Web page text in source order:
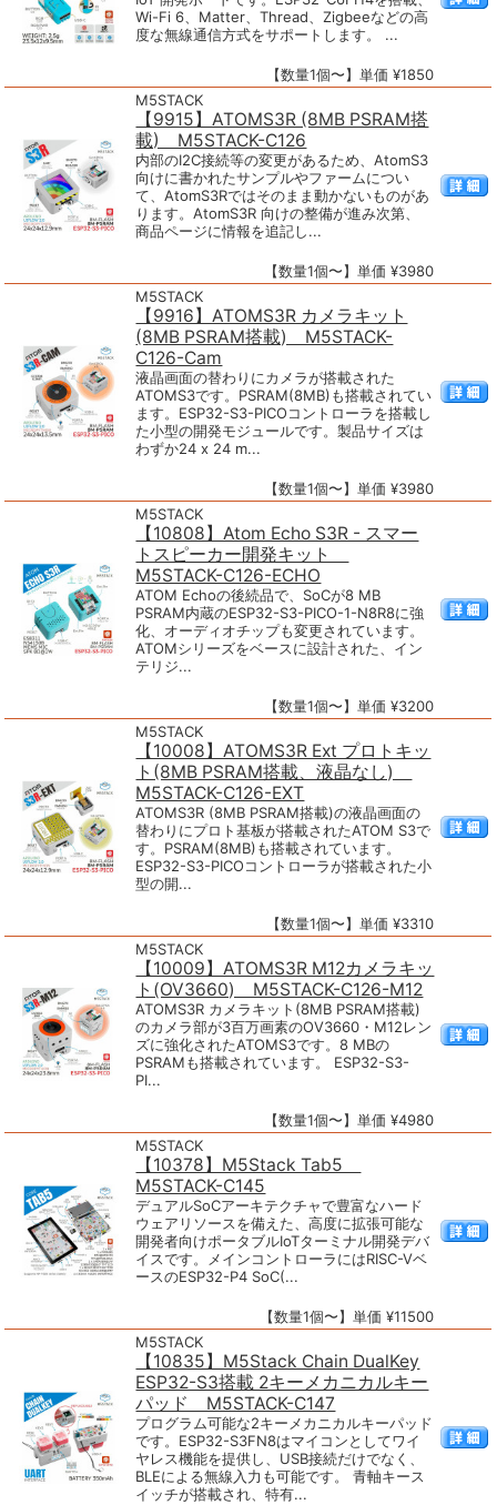
Wi-Fi 6、Matter、Thread、Zigbeeなどの高
度な無線通信方式をサポートします。 ...
【数量1個〜】単価 ¥1850
M5STACK
【9915】ATOMS3R (8MB PSRAM搭
載) M5STACK-C126
内部のI2C接続等の変更があるため、AtomS3
向けに書かれたサンプルやファームについ
て、AtomS3Rではそのまま動かないものがあ
ります。AtomS3R 向けの整備が進み次第、
商品ページに情報を追記し...
【数量1個〜】単価 ¥3980
M5STACK
【9916】ATOMS3R カメラキット
(8MB PSRAM搭載) M5STACK-
C126-Cam
液晶画面の替わりにカメラが搭載された
ATOMS3です。PSRAM(8MB)も搭載されてい
ます。ESP32-S3-PICOコントローラを搭載し
た小型の開発モジュールです。製品サイズは
わずか24 x 24 m...
【数量1個〜】単価 ¥3980
M5STACK
【10808】Atom Echo S3R - スマー
トスピーカー開発キット
M5STACK-C126-ECHO
ATOM Echoの後続品で、SoCが8 MB
PSRAM内蔵のESP32-S3-PICO-1-N8R8に強
化、オーディオチップも変更されています。
ATOMシリーズをベースに設計された、イン
テリジ...
【数量1個〜】単価 ¥3200
M5STACK
【10008】ATOMS3R Ext プロトキッ
ト(8MB PSRAM搭載、液晶なし)
M5STACK-C126-EXT
ATOMS3R (8MB PSRAM搭載)の液晶画面の
替わりにプロト基板が搭載されたATOM S3で
す。PSRAM(8MB)も搭載されています。
ESP32-S3-PICOコントローラが搭載された小
型の開...
【数量1個〜】単価 ¥3310
M5STACK
【10009】ATOMS3R M12カメラキッ
ト(OV3660) M5STACK-C126-M12
ATOMS3R カメラキット(8MB PSRAM搭載)
のカメラ部が3百万画素のOV3660・M12レン
ズに強化されたATOMS3です。8 MBの
PSRAMも搭載されています。 ESP32-S3-
PI...
【数量1個〜】単価 ¥4980
M5STACK
【10378】M5Stack Tab5
M5STACK-C145
デュアルSoCアーキテクチャで豊富なハード
ウェアリソースを備えた、高度に拡張可能な
開発者向けポータブルIoTターミナル開発デバ
イスです。メインコントローラにはRISC-Vベ
ースのESP32-P4 SoC(...
【数量1個〜】単価 ¥11500
M5STACK
【10835】M5Stack Chain DualKey
ESP32-S3搭載 2キーメカニカルキー
パッド M5STACK-C147
プログラム可能な2キーメカニカルキーパッド
です。ESP32-S3FN8はマイコンとしてワイ
ヤレス機能を提供し、USB接続だけでなく、
BLEによる無線入力も可能です。 青軸キース
イッチが搭載され、特有...